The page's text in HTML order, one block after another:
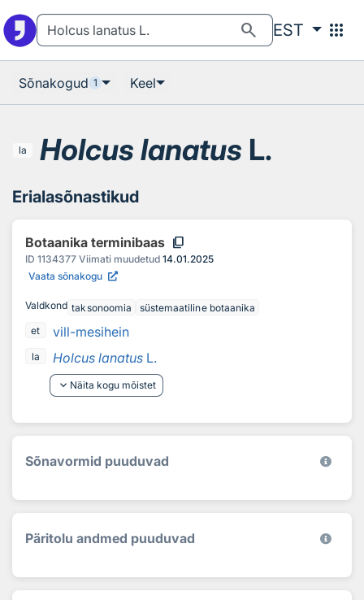
search EST apps
Sõnakogud 1 Keel
la Holcus lanatus L.
Erialasõnastikud
Botaanika terminibaas content_copy
ID 1134377 Viimati muudetud 14.01.2025
Vaata sõnakogu
Valdkond taksonoomia
süstemaatiline botaanika
et
vill-mesihein
la Holcus lanatus L.
keyboard_arrow_down Näita kogu mõistet
Sõnavormid puuduvad
Päritolu andmed puuduvad